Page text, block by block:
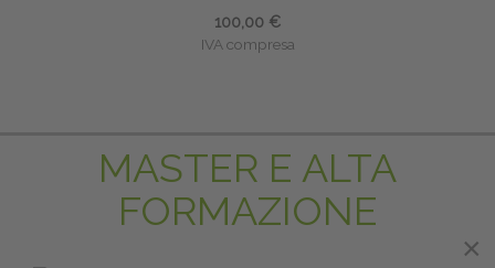
100,00 €
IVA compresa
MASTER E ALTA
FORMAZIONE
×
×